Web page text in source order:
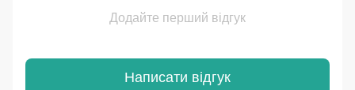
Додайте перший відгук
Написати відгук